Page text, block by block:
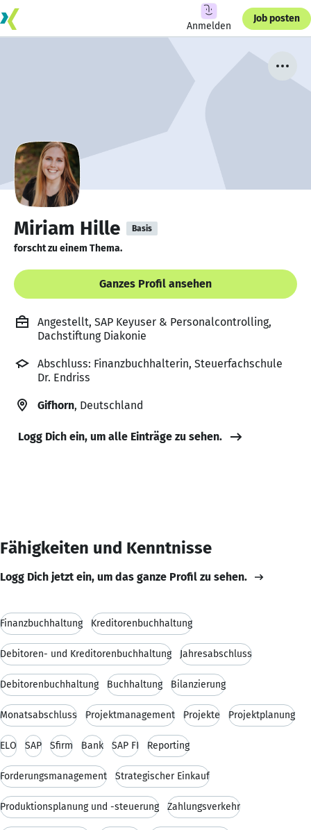
Anmelden
Job posten
Miriam Hille Basis
forscht zu einem Thema.
Ganzes Profil ansehen
Angestellt, SAP Keyuser & Personalcontrolling,
Dachstiftung Diakonie
Abschluss: Finanzbuchhalterin, Steuerfachschule
Dr. Endriss
Gifhorn, Deutschland
Logg Dich ein, um alle Einträge zu sehen.
Fähigkeiten und Kenntnisse
Logg Dich jetzt ein, um das ganze Profil zu sehen.
Finanzbuchhaltung Kreditorenbuchhaltung
Debitoren- und Kreditorenbuchhaltung Jahresabschluss
Debitorenbuchhaltung Buchhaltung Bilanzierung
Monatsabschluss Projektmanagement Projekte Projektplanung
ELO SAP Sfirm Bank SAP FI Reporting
Forderungsmanagement Strategischer Einkauf
Produktionsplanung und -steuerung Zahlungsverkehr